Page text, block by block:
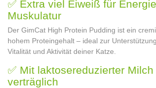
✅ Extra viel Eiweiß für
Muskulatur
Der GimCat High Protein Pudding ist ein
hohem Proteingehalt – ideal zur
Vitalität und Aktivität deiner Katze.
✅ Mit laktosereduzierter
verträglich